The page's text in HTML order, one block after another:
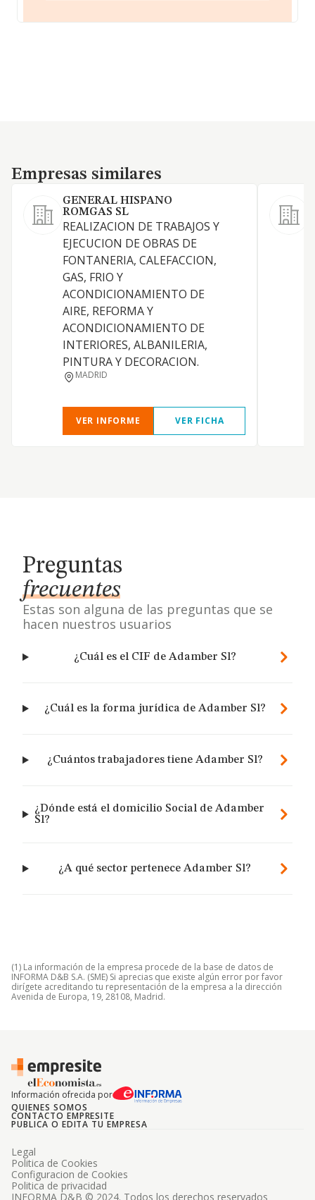
Empresas similares
Empresas similares
GENERAL HISPANO
ROMGAS SL
REALIZACION DE TRABAJOS Y
EJECUCION DE OBRAS DE
FONTANERIA, CALEFACCION,
GAS, FRIO Y
ACONDICIONAMIENTO DE
AIRE, REFORMA Y
ACONDICIONAMIENTO DE
INTERIORES, ALBANILERIA,
PINTURA Y DECORACION.
MADRID
VER INFORME VER FICHA
Preguntas
frecuentes
Estas son alguna de las preguntas que se
hacen nuestros usuarios
¿Cuál es el CIF de Adamber Sl?
¿Cuál es la forma jurídica de Adamber Sl?
¿Cuántos trabajadores tiene Adamber Sl?
¿Dónde está el domicilio Social de Adamber
Sl?
¿A qué sector pertenece Adamber Sl?
(1) La información de la empresa procede de la base de datos de
INFORMA D&B S.A. (SME) Si aprecias que existe algún error por favor
dirígete acreditando tu representación de la empresa a la dirección
Avenida de Europa, 19, 28108, Madrid.
Información ofrecida por
QUIENES SOMOS
CONTACTO EMPRESITE
PUBLICA O EDITA TU EMPRESA
INFORMA D&B © 2024. Todos los derechos reservados
Legal
Politica de Cookies
Configuracion de Cookies
Politica de privacidad